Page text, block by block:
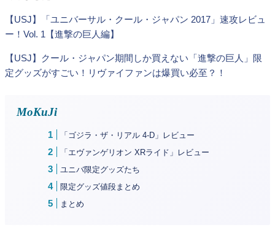
【USJ】「ユニバーサル・クール・ジャパン 2017」速攻レビュ
ー！Vol. 1【進撃の巨人編】
【USJ】クール・ジャパン期間しか買えない「進撃の巨人」限
定グッズがすごい！リヴァイファンは爆買い必至？！
MoKuJi
「ゴジラ・ザ・リアル 4-D」レビュー
「エヴァンゲリオン XRライド」レビュー
ユニバ限定グッズたち
限定グッズ値段まとめ
まとめ